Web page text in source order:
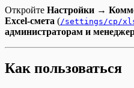
Откройте Настройки →
Excel-смета (/settings/cp/
администраторам и
Как пользоваться